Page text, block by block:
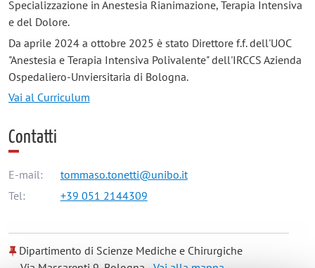
Specializzazione in Anestesia Rianimazione, Terapia Intensiva
e del Dolore.
Da aprile 2024 a ottobre 2025 è stato Direttore f.f. dell'UOC
"Anestesia e Terapia Intensiva Polivalente" dell'IRCCS Azienda
Ospedaliero-Unviersitaria di Bologna.
Vai al Curriculum
Contatti
E-mail:
tommaso.tonetti@unibo.it
Tel:
+39 051 2144309
Dipartimento di Scienze Mediche e Chirurgiche